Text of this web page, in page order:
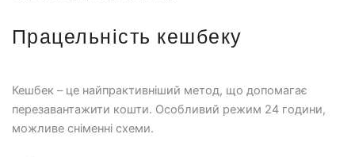
Працельність кешбеку
Кешбек – це найпрактивніший метод, що допомагає
перезавантажити кошти. Особливий режим 24 години,
можливе сніменні схеми.